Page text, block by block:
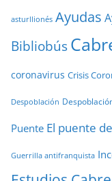
asturllionés Ayudas
Bibliobús
coronavirus Crisis
Despoblación
Puente El puente
Guerrilla antifranquista